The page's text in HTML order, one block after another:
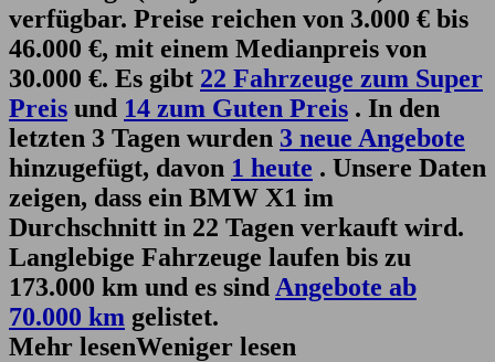
verfügbar. Preise reichen von 3.000 € bis
46.000 €, mit einem Medianpreis von
30.000 €. Es gibt 22 Fahrzeuge zum Super
Preis und 14 zum Guten Preis . In den
letzten 3 Tagen wurden 3 neue Angebote
hinzugefügt, davon 1 heute . Unsere Daten
zeigen, dass ein BMW X1 im
Durchschnitt in 22 Tagen verkauft wird.
Langlebige Fahrzeuge laufen bis zu
173.000 km und es sind Angebote ab
70.000 km gelistet.
Mehr lesenWeniger lesen